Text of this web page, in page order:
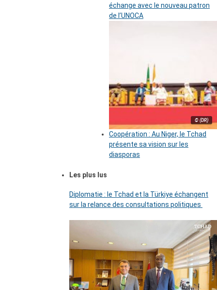
échange avec le nouveau patron
de l’UNOCA
© (DR)
Coopération : Au Niger, le Tchad
présente sa vision sur les
diasporas
Les plus lus
Diplomatie : le Tchad et la Türkiye échangent
sur la relance des consultations politiques